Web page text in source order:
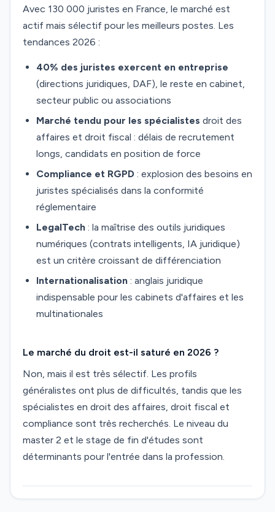
Avec 130 000 juristes en France, le marché est
actif mais sélectif pour les meilleurs postes. Les
tendances 2026 :
40% des juristes exercent en entreprise
(directions juridiques, DAF), le reste en cabinet,
secteur public ou associations
Marché tendu pour les spécialistes droit des
affaires et droit fiscal : délais de recrutement
longs, candidats en position de force
Compliance et RGPD : explosion des besoins en
juristes spécialisés dans la conformité
réglementaire
LegalTech : la maîtrise des outils juridiques
numériques (contrats intelligents, IA juridique)
est un critère croissant de différenciation
Internationalisation : anglais juridique
indispensable pour les cabinets d'affaires et les
multinationales
Le marché du droit est-il saturé en 2026 ?
Non, mais il est très sélectif. Les profils
généralistes ont plus de difficultés, tandis que les
spécialistes en droit des affaires, droit fiscal et
compliance sont très recherchés. Le niveau du
master 2 et le stage de fin d'études sont
déterminants pour l'entrée dans la profession.